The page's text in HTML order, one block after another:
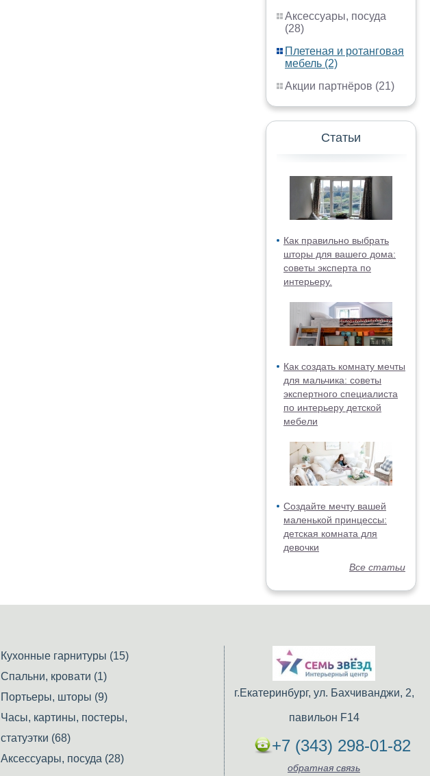
Аксессуары, посуда
(28)
Плетеная и ротанговая
мебель (2)
Акции партнёров (21)
Статьи
Как правильно выбрать
шторы для вашего дома:
советы эксперта по
интерьеру.
Как создать комнату мечты
для мальчика: советы
экспертного специалиста
по интерьеру детской
мебели
Создайте мечту вашей
маленькой принцессы:
детская комната для
девочки
Все статьи
г.Екатеринбург, ул. Бахчиванджи, 2,
павильон F14
+7 (343) 298-01-82
обратная связь
Кухонные гарнитуры (15)
Спальни, кровати (1)
Портьеры, шторы (9)
Часы, картины, постеры,
статуэтки (68)
Аксессуары, посуда (28)